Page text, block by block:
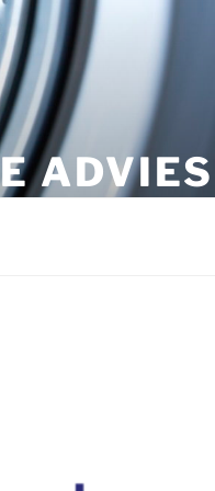
ADVIES